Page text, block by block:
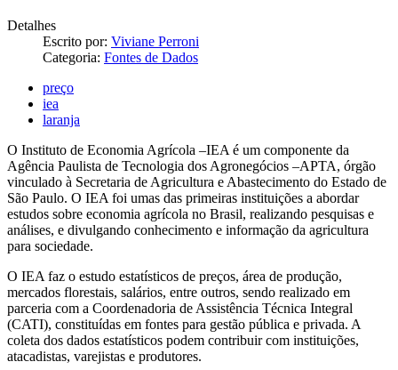
Detalhes
Escrito por: Viviane Perroni
Categoria: Fontes de Dados
preço
iea
laranja
O Instituto de Economia Agrícola –IEA é um componente da
Agência Paulista de Tecnologia dos Agronegócios –APTA, órgão
vinculado à Secretaria de Agricultura e Abastecimento do Estado de
São Paulo. O IEA foi umas das primeiras instituições a abordar
estudos sobre economia agrícola no Brasil, realizando pesquisas e
análises, e divulgando conhecimento e informação da agricultura
para sociedade.
O IEA faz o estudo estatísticos de preços, área de produção,
mercados florestais, salários, entre outros, sendo realizado em
parceria com a Coordenadoria de Assistência Técnica Integral
(CATI), constituídas em fontes para gestão pública e privada. A
coleta dos dados estatísticos podem contribuir com instituições,
atacadistas, varejistas e produtores.